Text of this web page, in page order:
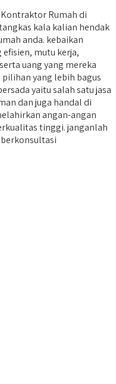
Kontraktor Rumah di
kala kalian hendak
anda. kebaikan
mutu kerja,
uang yang mereka
yang lebih bagus
yaitu salah satu jasa
dan juga handal di
angan-angan
tinggi. janganlah